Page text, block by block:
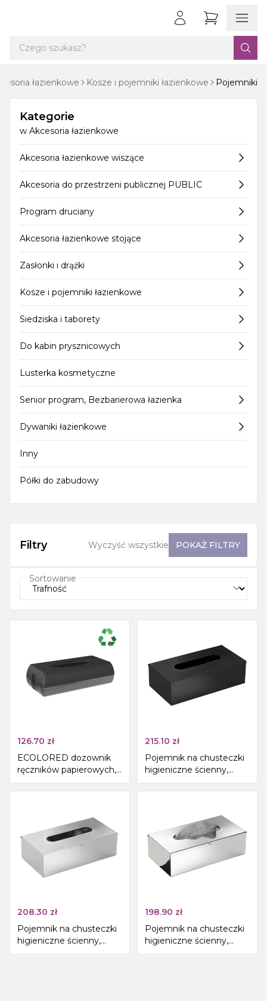
łazienkowe Kosze i pojemniki łazienkowe Pojemniki
Kategorie
w Akcesoria łazienkowe
Akcesoria łazienkowe wiszące
Akcesoria do przestrzeni publicznej PUBLIC
Program druciany
Akcesoria łazienkowe stojące
Zasłonki i drążki
Kosze i pojemniki łazienkowe
Siedziska i taborety
Do kabin prysznicowych
Lusterka kosmetyczne
Senior program, Bezbarierowa łazienka
Dywaniki łazienkowe
Inny
Półki do zabudowy
Filtry Wyczyść wszystkie POKAŻ FILTRY
Sortowanie
126.70 zł
ECOLORED dozownik
ręczników papierowych,
27x13x7cm, ABS, czarny
mat
215.10 zł
Pojemnik na chusteczki
higieniczne ścienny,
250x75x130 mm, czarny
mat
208.30 zł
Pojemnik na chusteczki
higieniczne ścienny,
250x75x130 mm, stal
198.90 zł
Pojemnik na chusteczki
higieniczne ścienny,
250x75x130 mm, stal